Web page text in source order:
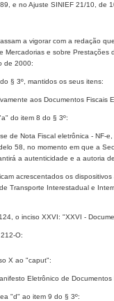
e no Ajuste SINIEF 21/10, de
a vigorar com a redação
Mercadorias e sobre
de 2000:
§ 3º, mantidos os seus itens:
aos Documentos Fiscais
do item 8 do § 3º:
de Nota Fiscal eletrônica - NF-
58, no momento em que a
a autenticidade e a autoria
acrescentados os
Transporte Interestadual e
o inciso XXVI: "XXVI -
O:
X ao "caput":
Eletrônico de Documentos
"d" ao item 9 do § 3º: